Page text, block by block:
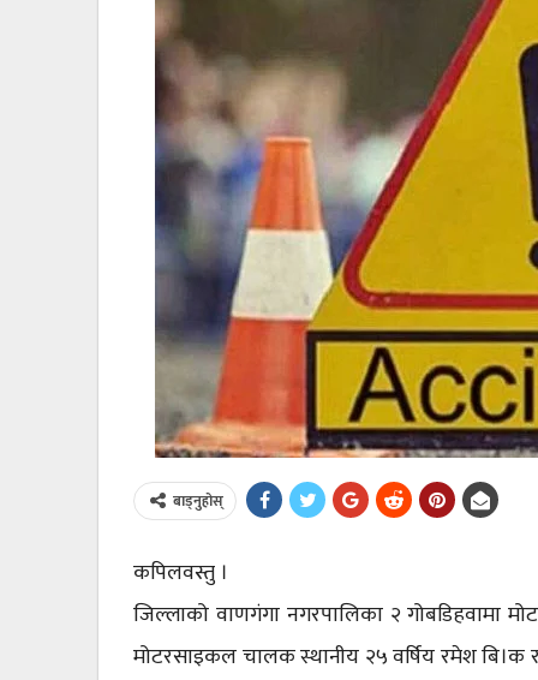
बाड्नुहोस्
कपिलवस्तु ।
जिल्लाको वाणगंगा नगरपालिका २ गोबडिहवामा
मोटरसाइकल चालक स्थानीय २५ वर्षिय रमेश बि।क